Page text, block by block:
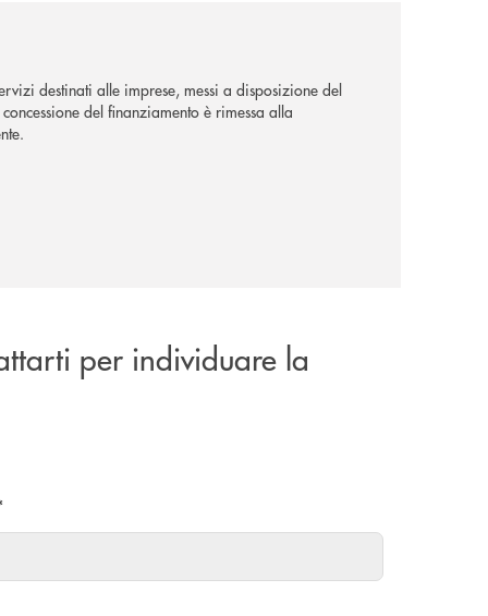
destinati alle imprese, messi a disposizione del
del finanziamento è rimessa alla
per individuare la